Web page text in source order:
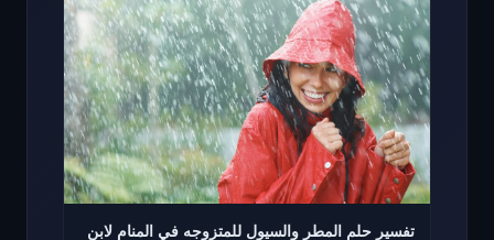
تفسير حلم المطر والسيول للمتزوجه في المنام لابن